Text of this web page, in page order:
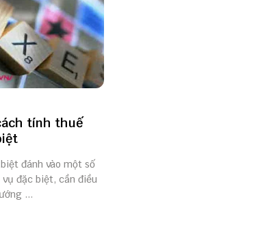
tính thuế
đánh vào một số
đặc biệt, cần điều
...